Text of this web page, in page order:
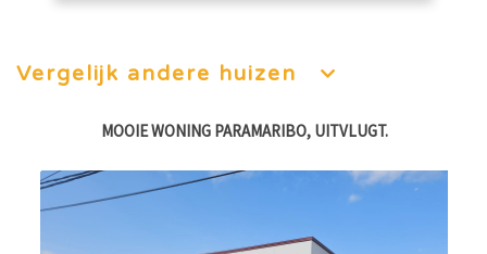
Vergelijk andere huizen
MOOIE WONING PARAMARIBO, UITVLUGT.